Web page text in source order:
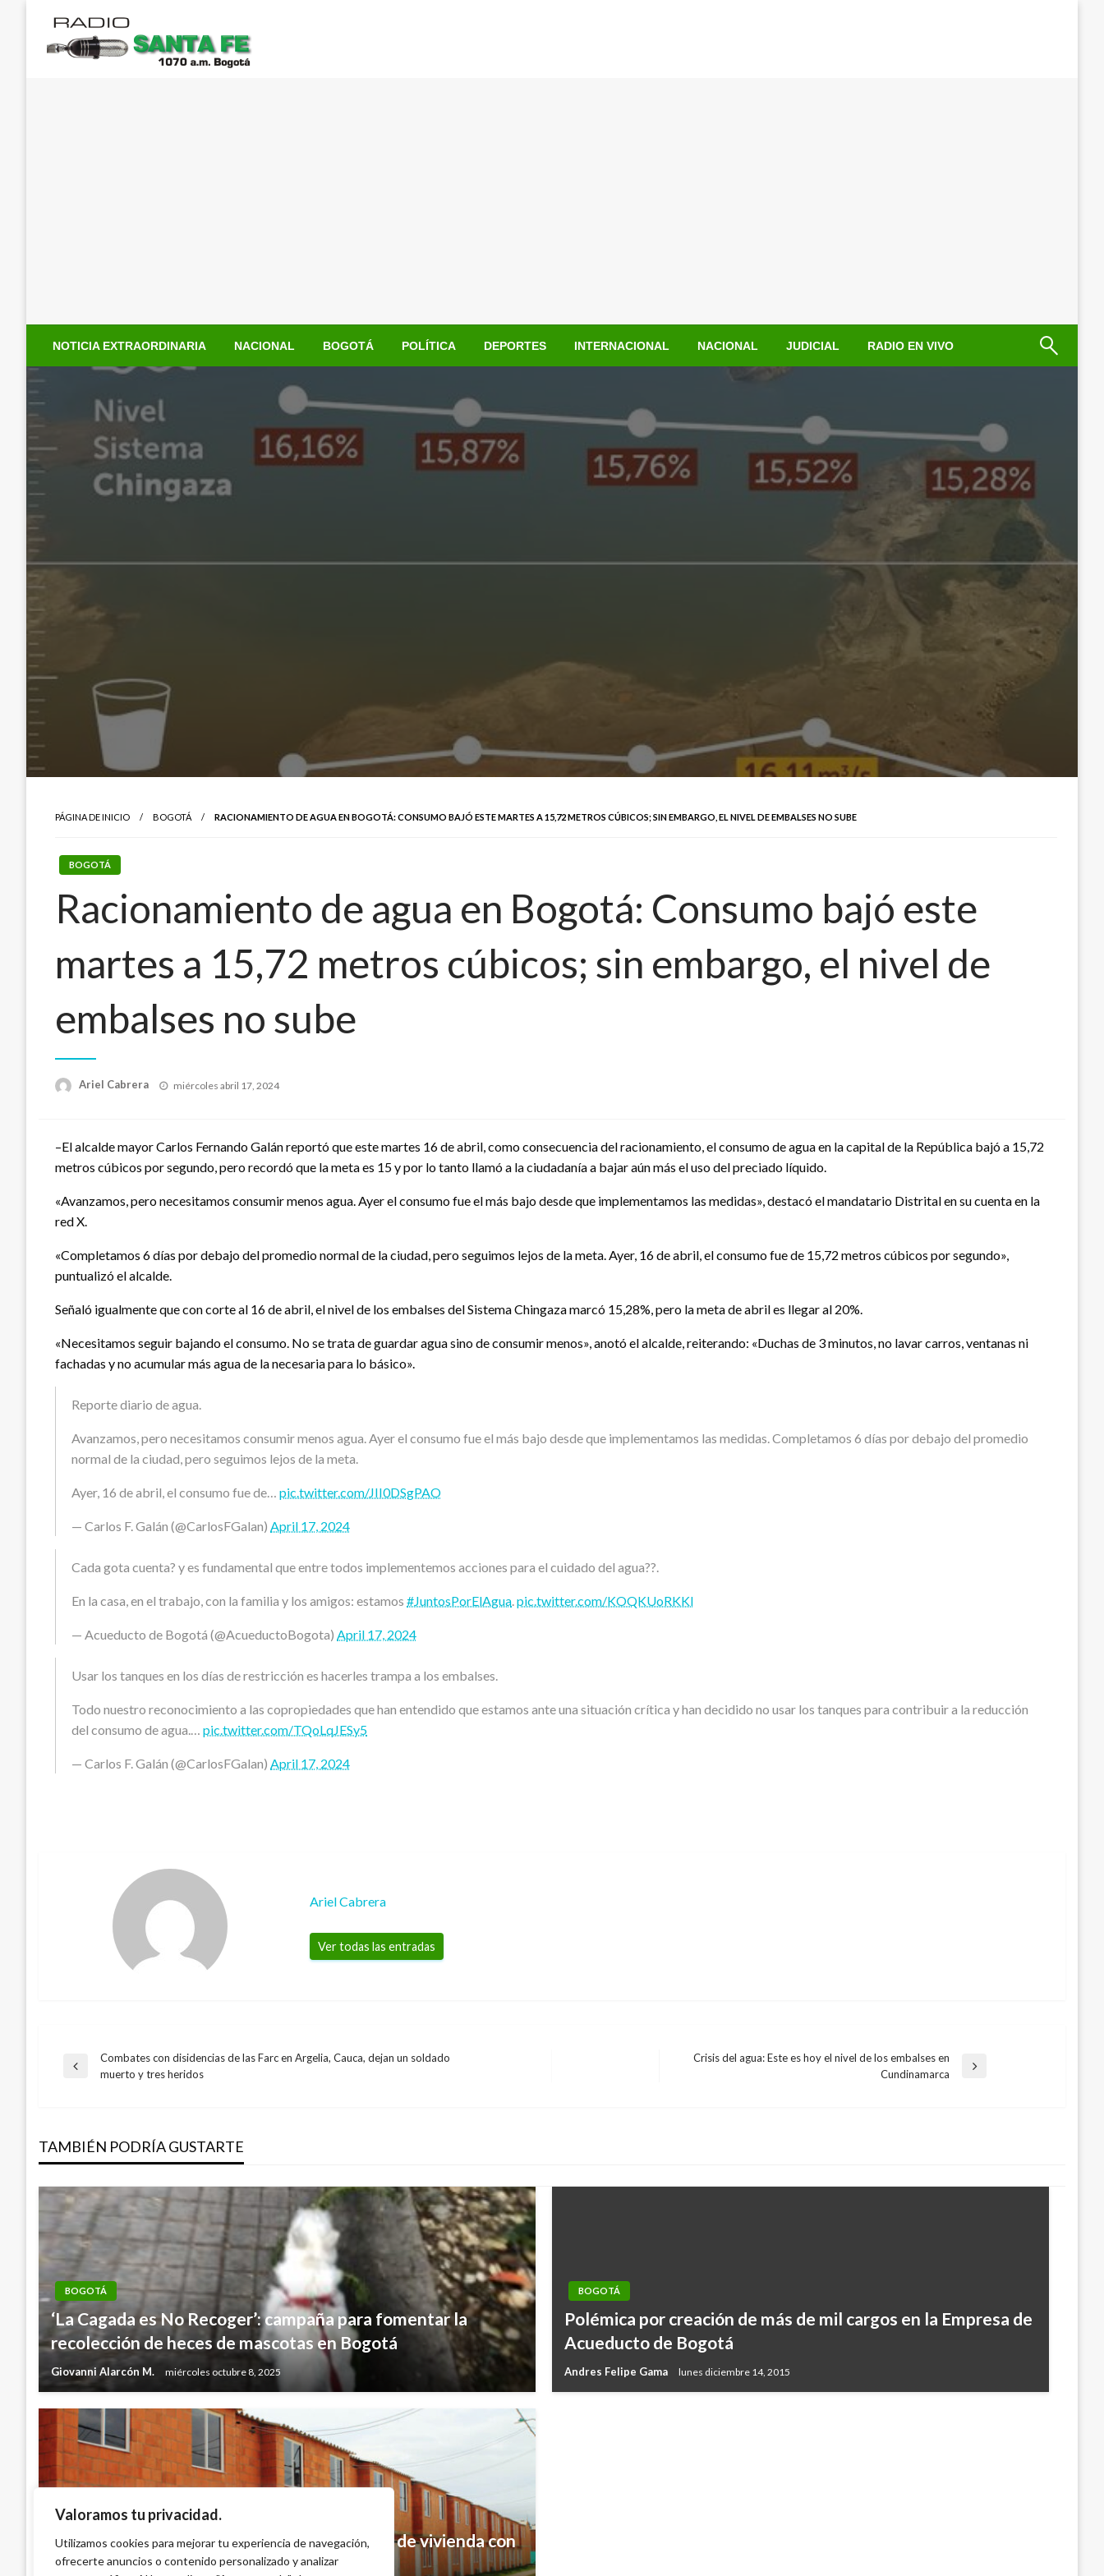
Valoramos tu privacidad.
Utilizamos cookies para mejorar tu experiencia de navegación,
ofrecerte anuncios o contenido personalizado y analizar
contenido
NOTICIA EXTRAORDINARIA NACIONAL BOGOTÁ POLÍTICA DEPORTES INTERNACIONAL NACIONAL JUDICIAL RADIO EN VIVO
PÁGINA DE INICIO BOGOTÁ RACIONAMIENTO DE AGUA EN BOGOTÁ: CONSUMO BAJÓ ESTE MARTES A 15,72 METROS CÚBICOS; SIN EMBARGO, EL NIVEL DE EMBALSES NO SUBE
BOGOTÁ
Racionamiento de agua en Bogotá: Consumo bajó este
martes a 15,72 metros cúbicos; sin embargo, el nivel de
embalses no sube
Ariel Cabrera
Publicado
miércoles abril 17, 2024
–El alcalde mayor Carlos Fernando Galán reportó que este martes 16 de abril, como consecuencia del racionamiento, el consumo de agua en la capital de la República bajó a 15,72
metros cúbicos por segundo, pero recordó que la meta es 15 y por lo tanto llamó a la ciudadanía a bajar aún más el uso del preciado líquido.
«Avanzamos, pero necesitamos consumir menos agua. Ayer el consumo fue el más bajo desde que implementamos las medidas», destacó el mandatario Distrital en su cuenta en la
red X.
«Completamos 6 días por debajo del promedio normal de la ciudad, pero seguimos lejos de la meta. Ayer, 16 de abril, el consumo fue de 15,72 metros cúbicos por segundo»,
puntualizó el alcalde.
Señaló igualmente que con corte al 16 de abril, el nivel de los embalses del Sistema Chingaza marcó 15,28%, pero la meta de abril es llegar al 20%.
«Necesitamos seguir bajando el consumo. No se trata de guardar agua sino de consumir menos», anotó el alcalde, reiterando: «Duchas de 3 minutos, no lavar carros, ventanas ni
fachadas y no acumular más agua de la necesaria para lo básico».
Reporte diario de agua.
Avanzamos, pero necesitamos consumir menos agua. Ayer el consumo fue el más bajo desde que implementamos las medidas. Completamos 6 días por debajo del promedio
normal de la ciudad, pero seguimos lejos de la meta.
Ayer, 16 de abril, el consumo fue de… pic.twitter.com/JII0DSgPAO
— Carlos F. Galán (@CarlosFGalan) April 17, 2024
Cada gota cuenta? y es fundamental que entre todos implementemos acciones para el cuidado del agua??.
En la casa, en el trabajo, con la familia y los amigos: estamos #JuntosPorElAgua.pic.twitter.com/KOQKUoRKKl
— Acueducto de Bogotá (@AcueductoBogota) April 17, 2024
Usar los tanques en los días de restricción es hacerles trampa a los embalses.
Todo nuestro reconocimiento a las copropiedades que han entendido que estamos ante una situación crítica y han decidido no usar los tanques para contribuir a la reducción
del consumo de agua.… pic.twitter.com/TQoLqJESy5
— Carlos F. Galán (@CarlosFGalan) April 17, 2024
Ariel Cabrera
Ver todas las entradas
Navegación
entradas
Entrada
Combates con disidencias de las Farc en Argelia, Cauca, dejan un soldado
muerto y tres heridos
Crisis del agua: Este es hoy el nivel de los embalses en
Cundinamarca
TAMBIÉN PODRÍA GUSTARTE
BOGOTÁ
‘La Cagada es No Recoger’: campaña para fomentar la
recolección de heces de mascotas en Bogotá
Giovanni Alarcón M. miércoles octubre 8, 2025
BOGOTÁ
Polémica por creación de más de mil cargos en la Empresa de
Acueducto de Bogotá
Andres Felipe Gama lunes diciembre 14, 2015
BOGOTÁ
Distrito empezó programa de mejoramiento de vivienda con
reúso de aguas lluvias
Desarticulan banda que se dedicaba a extorsionar a personas